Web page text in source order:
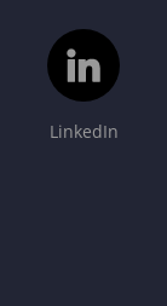
LinkedIn